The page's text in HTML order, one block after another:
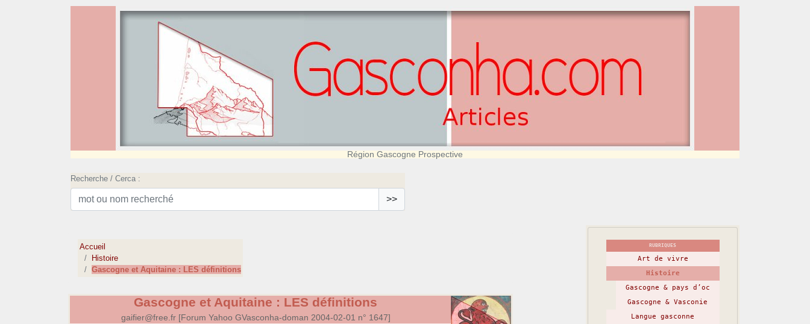
Région Gascogne Prospective
Recherche / Cerca :
>>
Accueil
Histoire
Gascogne et Aquitaine : LES définitions
Gascogne et Aquitaine : LES définitions
gaifier@free.fr [Forum Yahoo GVasconha-doman 2004-02-01 n° 1647]
RUBRIQUES
Art de vivre
Histoire
Gascogne & pays d’oc
Gascogne & Vasconie
Langue gasconne